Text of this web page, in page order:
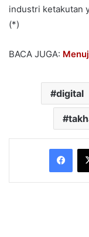
industri ketakutan
(*)
BACA JUGA:
digital